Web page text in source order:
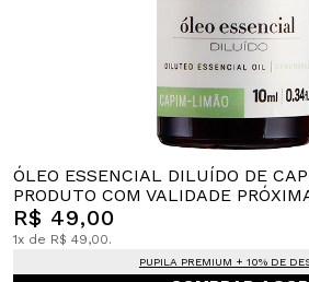
ÓLEO ESSENCIAL DILUÍDO DE
PRODUTO COM VALIDADE
R$ 49,00
1x de R$ 49,00.
PUPILA PREMIUM + 10% DE